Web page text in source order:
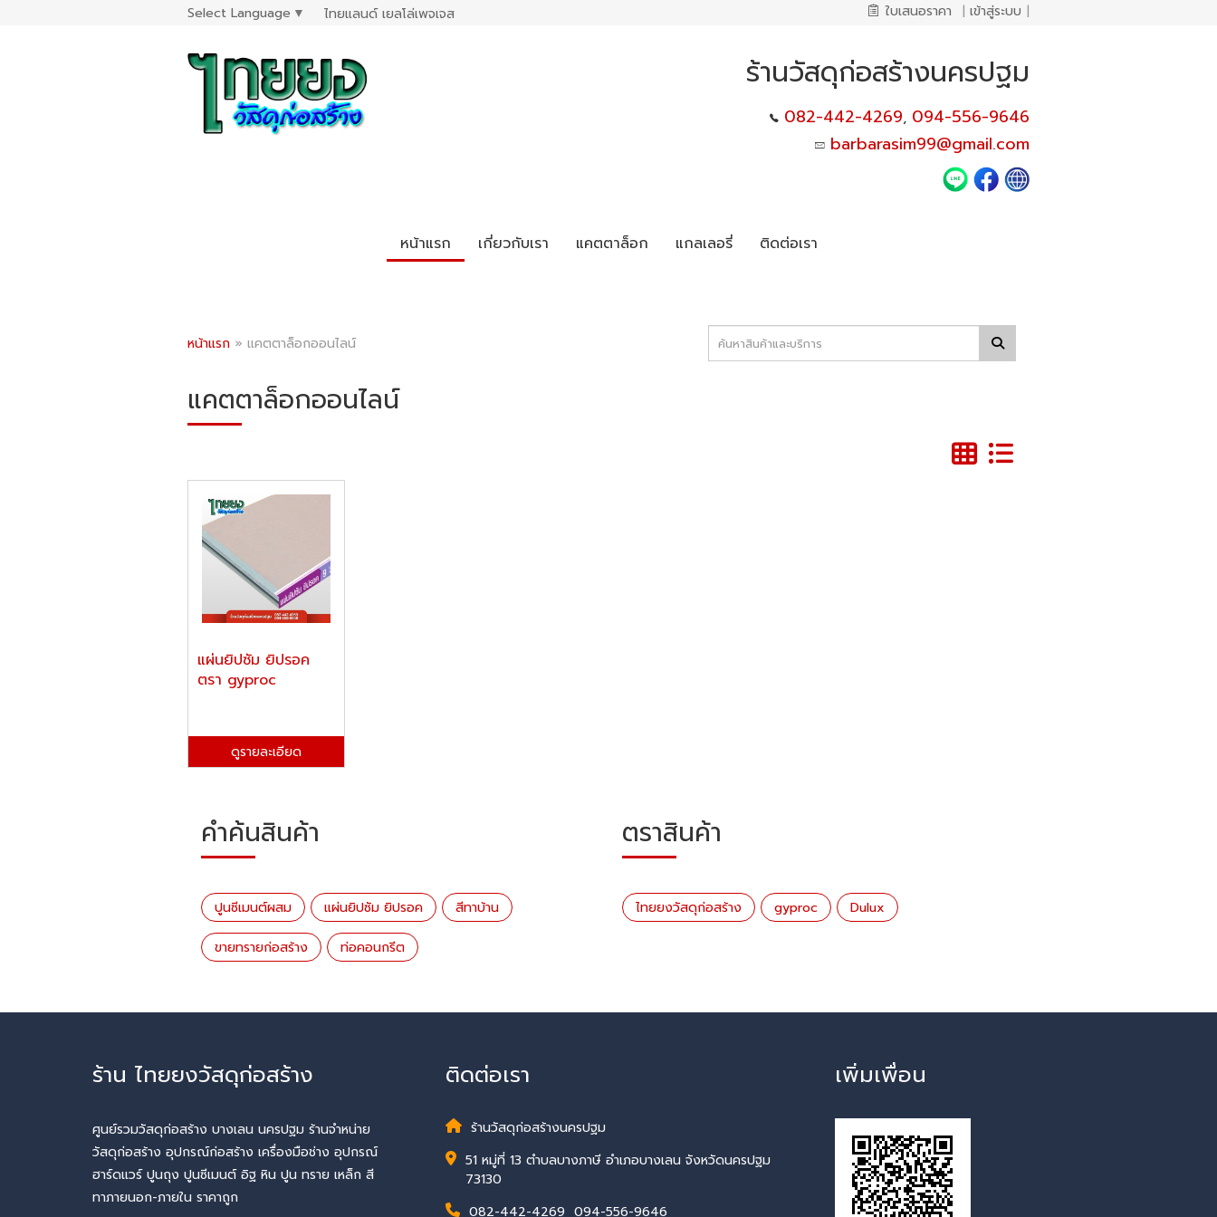
Select Language ▼ ไทยแลนด์ เยลโล่เพจเจส ใบเสนอราคา | เข้าสู่ระบบ |
ร้านวัสดุก่อสร้างนครปฐม
082-442-4269, 094-556-9646
barbarasim99@gmail.com
หน้าแรก เกี่ยวกับเรา แคตตาล็อก แกลเลอรี่ ติดต่อเรา
หน้าแรก » แคตตาล็อกออนไลน์
แคตตาล็อกออนไลน์
แผ่นยิปซัม ยิปรอค
ตรา gyproc
ดูรายละเอียด
คำค้นสินค้า
ปูนซีเมนต์ผสม แผ่นยิปซัม ยิปรอค สีทาบ้าน
ขายทรายก่อสร้าง ท่อคอนกรีต
ตราสินค้า
ไทยยงวัสดุก่อสร้าง gyproc Dulux
ร้าน ไทยยงวัสดุก่อสร้าง
ศูนย์รวมวัสดุก่อสร้าง บางเลน นครปฐม ร้านจำหน่าย
วัสดุก่อสร้าง อุปกรณ์ก่อสร้าง เครื่องมือช่าง อุปกรณ์
ฮาร์ดแวร์ ปูนถุง ปูนซีเมนต์ อิฐ หิน ปูน ทราย เหล็ก สี
ทาภายนอก-ภายใน ราคาถูก
ติดต่อเรา
ร้านวัสดุก่อสร้างนครปฐม
51 หมู่ที่ 13 ตำบลบางภาษี อำเภอบางเลน จังหวัดนครปฐม
73130
082-442-4269 094-556-9646
เพิ่มเพื่อน